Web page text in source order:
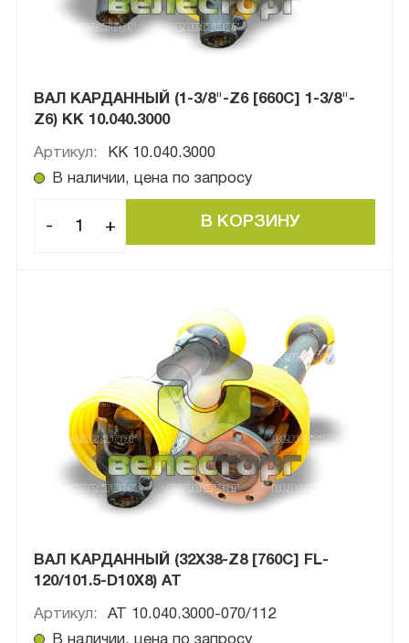
ВАЛ КАРДАННЫЙ (1-3/8"-Z6 [660C] 1-3/8"-
Z6) КК 10.040.3000
Артикул:
КК 10.040.3000
В наличии, цена по запросу
- +
ВАЛ КАРДАННЫЙ (32Х38-Z8 [760C] FL-
120/101.5-D10X8) АТ
Артикул:
АТ 10.040.3000-070/112
В наличии, цена по запросу